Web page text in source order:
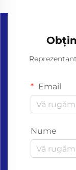
Email
Nume